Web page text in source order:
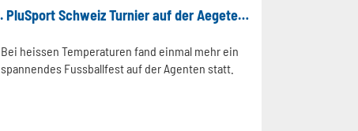
4. Biene Bank Turnier und 2. PluSport Schweiz Turnier auf der Aegeten in Widnau
Bei heissen Temperaturen fand einmal mehr ein
spannendes Fussballfest auf der Agenten statt.